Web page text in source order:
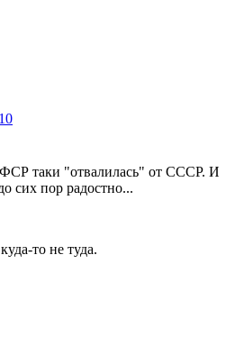
таки "отвалилась" от СССР. И
сих пор радостно...
то не туда.